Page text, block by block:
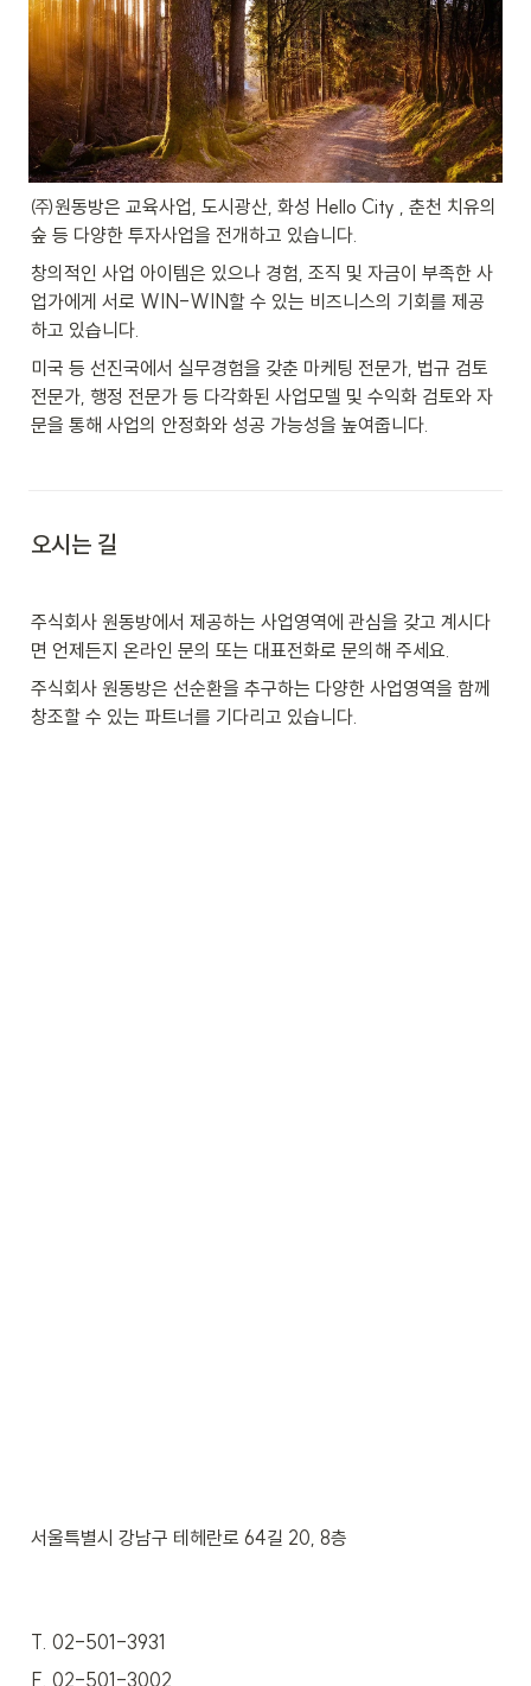
㈜원동방은 교육사업, 도시광산, 화성 Hello City , 춘천 치유의
숲 등 다양한 투자사업을 전개하고 있습니다.
창의적인 사업 아이템은 있으나 경험, 조직 및 자금이 부족한 사
업가에게 서로 WIN-WIN할 수 있는 비즈니스의 기회를 제공
하고 있습니다.
미국 등 선진국에서 실무경험을 갖춘 마케팅 전문가, 법규 검토
전문가, 행정 전문가 등 다각화된 사업모델 및 수익화 검토와 자
문을 통해 사업의 안정화와 성공 가능성을 높여줍니다.
오시는 길
주식회사 원동방에서 제공하는 사업영역에 관심을 갖고 계시다
면 언제든지 온라인 문의 또는 대표전화로 문의해 주세요.
주식회사 원동방은 선순환을 추구하는 다양한 사업영역을 함께
창조할 수 있는 파트너를 기다리고 있습니다.
서울특별시 강남구 테헤란로 64길 20, 8층
T. 02-501-3931
F. 02-501-3002